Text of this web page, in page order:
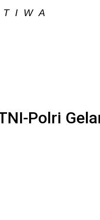
Polri